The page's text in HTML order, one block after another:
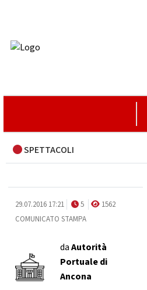
SPETTACOLI
29.07.2016 17:21 5
1562
COMUNICATO STAMPA
daAutorità
Portuale di
Ancona